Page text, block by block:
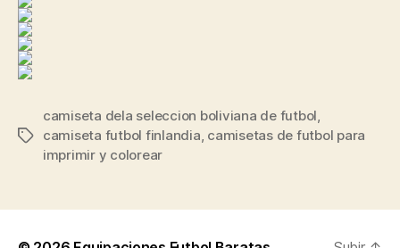
Etiquetas
camiseta dela seleccion boliviana de futbol
camiseta futbol finlandia camisetas de futbol para
imprimir y colorear